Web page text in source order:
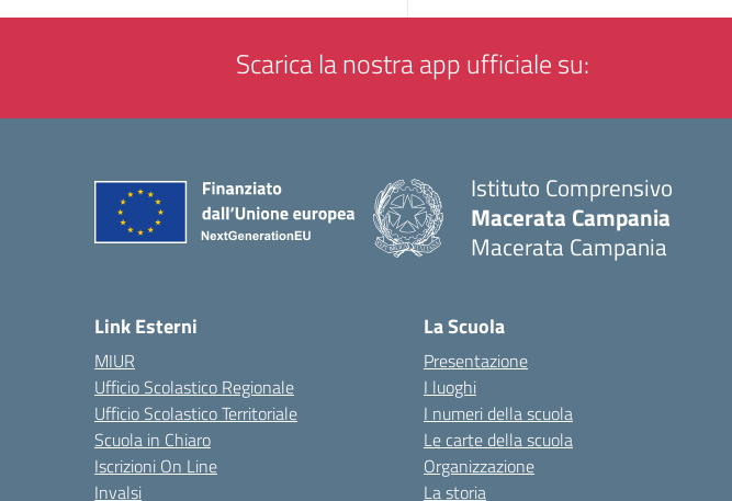
Scarica la nostra app ufficiale su:
Istituto Comprensivo
Macerata Campania
Macerata Campania
Link Esterni
MIUR
Ufficio Scolastico Regionale
Ufficio Scolastico Territoriale
Scuola in Chiaro
Iscrizioni On Line
Invalsi
La Scuola
Presentazione
I luoghi
I numeri della scuola
Le carte della scuola
Organizzazione
La storia